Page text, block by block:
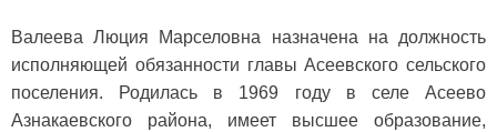
Валеева Люция Марселовна назначена на должность
исполняющей обязанности главы Асеевского сельского
поселения. Родилась в 1969 году в селе Асеево
Азнакаевского района, имеет высшее образование,